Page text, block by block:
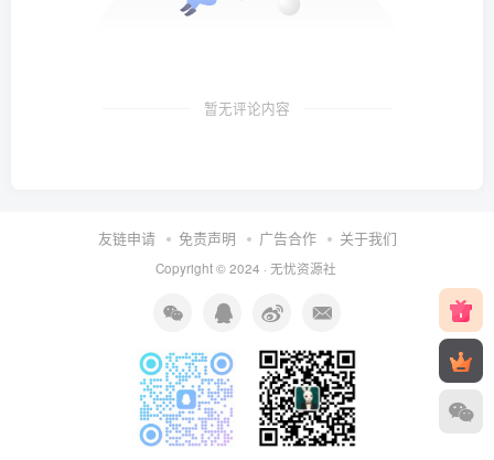
暂无评论内容
友链申请 免责声明 广告合作 关于我们
Copyright © 2024 · 无忧资源社